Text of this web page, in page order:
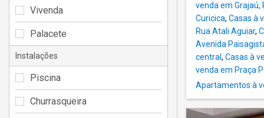
venda em Grajaú,
Curicica, Casas à
Rua Atali Aguiar,
Avenida
central , Casas à
venda em Praça
Apartamentos à
Vivenda
Palacete
Instalações
Piscina
Churrasqueira